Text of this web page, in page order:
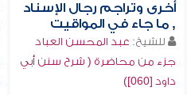
أخرى وتراجم رجال الإسناد
, ما جاء في المواقيت
للشيخ: عبد المحسن العباد
جزء من محاضرة ( شرح سنن أبي
داود [060])